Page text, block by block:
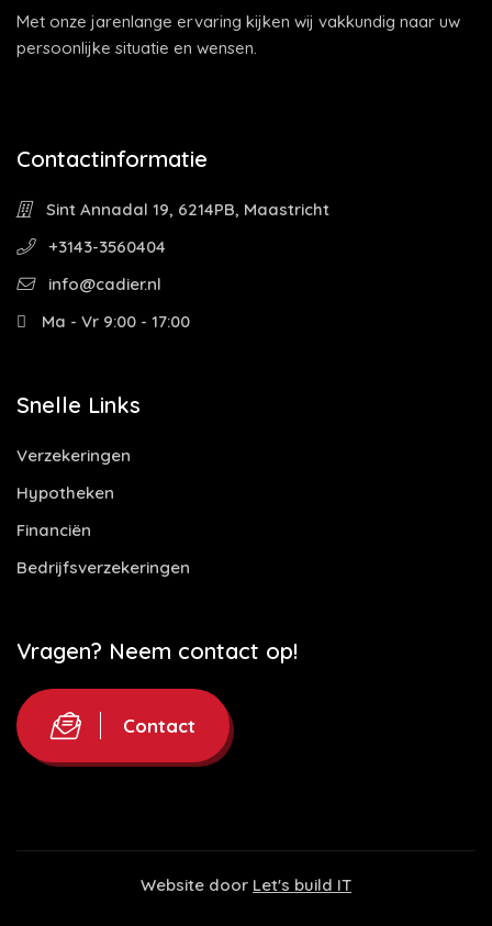
Met onze jarenlange ervaring kijken wij vakkundig naar uw
persoonlijke situatie en wensen.
Contactinformatie
Sint Annadal 19, 6214PB, Maastricht
+3143-3560404
info@cadier.nl
Ma - Vr 9:00 - 17:00
Snelle Links
Verzekeringen
Hypotheken
Financiën
Bedrijfsverzekeringen
Vragen? Neem contact op!
Contact
Website door Let's build IT